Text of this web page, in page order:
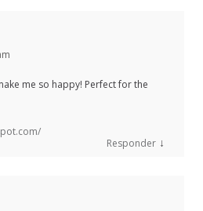
me so happy! Perfect for the
Responder ↓